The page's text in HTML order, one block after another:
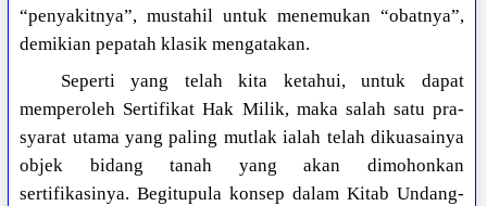
“penyakitnya”, mustahil untuk menemukan “obatnya”,
demikian pepatah klasik mengatakan.
Seperti yang telah kita ketahui, untuk dapat
memperoleh Sertifikat Hak Milik, maka salah satu pra-
syarat utama yang paling mutlak ialah telah dikuasainya
objek bidang tanah yang akan dimohonkan
sertifikasinya. Begitupula konsep dalam Kitab Undang-